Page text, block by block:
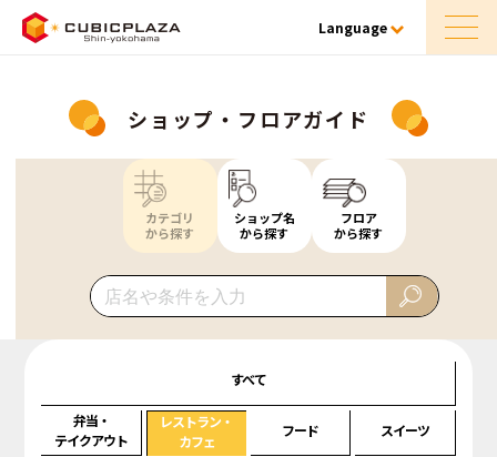
Language
ショップ・フロアガイド
カテゴリ
から探す
ショップ名
から探す
フロア
から探す
すべて
弁当・
テイクアウト
レストラン・
カフェ
フード スイーツ